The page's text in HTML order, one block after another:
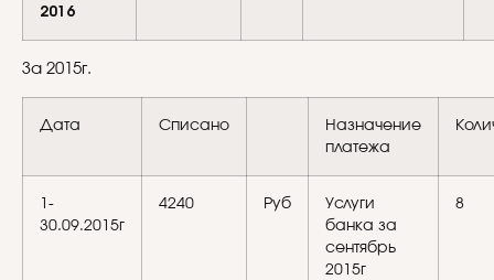
2016
За 2015г.
Дата Списано
Назначение
платежа
1-
30.09.2015г
4240 Руб
Услуги
банка за
сентябрь
2015г
8